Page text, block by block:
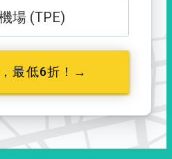
場 (TPE)
最低6折！→